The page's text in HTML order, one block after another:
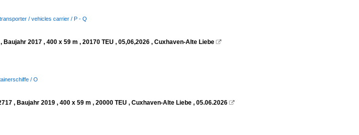
/ vehicles carrier / P - Q
Baujahr 2017 , 400 x 59 m , 20170 TEU , 05,06,2026 , Cuxhaven-Alte Liebe 
/ O
, Baujahr 2019 , 400 x 59 m , 20000 TEU , Cuxhaven-Alte Liebe , 05.06.2026 